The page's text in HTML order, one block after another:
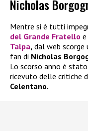
Nicholas
Mentre si è tutti
del Grande Fratello
Talpa, dal web
fan di Nicholas
Lo scorso anno è
ricevuto delle critiche
Celentano.